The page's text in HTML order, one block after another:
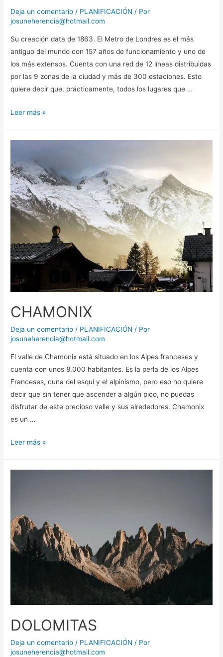
Deja un comentario / PLANIFICACIÓN / Por
josuneherencia@hotmail.com
Su creación data de 1863. El Metro de Londres es el más
antiguo del mundo con 157 años de funcionamiento y uno de
los más extensos. Cuenta con una red de 12 líneas distribuidas
por las 9 zonas de la ciudad y más de 300 estaciones. Esto
quiere decir que, prácticamente, todos los lugares que …
CÓMO
DE
LONDRES
Leer más »
CHAMONIX
Deja un comentario / PLANIFICACIÓN / Por
josuneherencia@hotmail.com
El valle de Chamonix está situado en los Alpes franceses y
cuenta con unos 8.000 habitantes. Es la perla de los Alpes
Franceses, cuna del esquí y el alpinismo, pero eso no quiere
decir que sin tener que ascender a algún pico, no puedas
disfrutar de este precioso valle y sus alrededores. Chamonix
es un …
CHAMONIX
Leer más »
DOLOMITAS
Deja un comentario / PLANIFICACIÓN / Por
josuneherencia@hotmail.com